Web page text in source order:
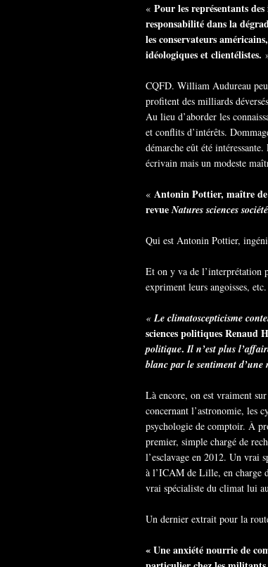
« Pour les représentants
responsabilité dans la
les conservateurs
idéologiques et clientélistes.
CQFD. William Audureau
profitent des milliards
Au lieu d’aborder les
et conflits d’intérêts.
démarche eût été
écrivain mais un modeste
« Antonin Pottier, maître de
revueNatures sciences
Qui est Antonin Pottier,
Et on y va de l’interprétation
expriment leurs angoisses,
«Le climatoscepticisme
sciences politiques Renaud
politique.Il n’est plus
blanc par le sentiment d’une
Là encore, on est vraiment
concernant l’astronomie, les
psychologie de comptoir. À
premier, simple chargé de
l’esclavage en 2012. Un vrai
à l’ICAM de Lille, en charge
vrai spécialiste du climat lui
Un dernier extrait pour la
« Une anxiété nourrie de